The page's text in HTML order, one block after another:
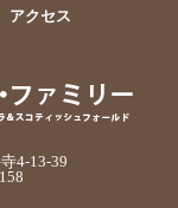
アクセス
寺4-13-39